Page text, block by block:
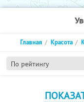
По рейтингу
Главная Красота